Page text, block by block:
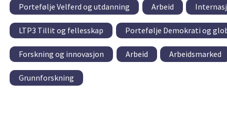
Portefølje Velferd og utdanning Arbeid
LTP3 Tillit og fellesskap Portefølje Demokrati og
Forskning og innovasjon Arbeid Arbeidsmarked
Grunnforskning